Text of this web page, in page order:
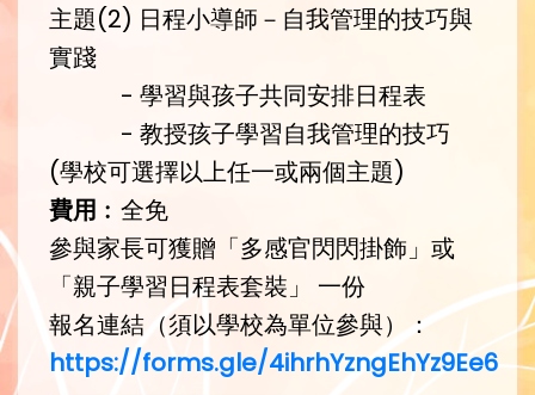
主題(2) 日程小導師－自我管理的技巧與
實踐
- 學習與孩子共同安排日程表
- 教授孩子學習自我管理的技巧
(學校可選擇以上任一或兩個主題)
費用 ︰全免
參與家長可獲贈「多感官閃閃掛飾」或
「親子學習日程表套裝」 一份
報名連結（須以學校為單位參與）：
https://forms.gle/4ihrhYzngEhYz9Ee6